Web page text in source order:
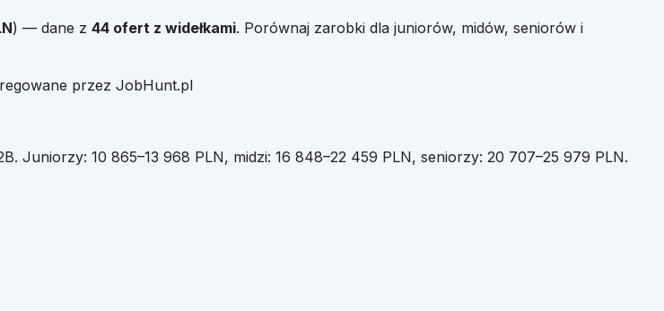
) — dane z 44 ofert z widełkami. Porównaj zarobki dla juniorów, midów, seniorów i
przez JobHunt.pl
. Juniorzy: 10 865–13 968 PLN, midzi: 16 848–22 459 PLN, seniorzy: 20 707–25 979 PLN.